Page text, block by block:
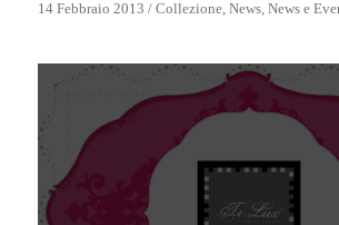
14 Febbraio 2013 / Collezione, News, News e